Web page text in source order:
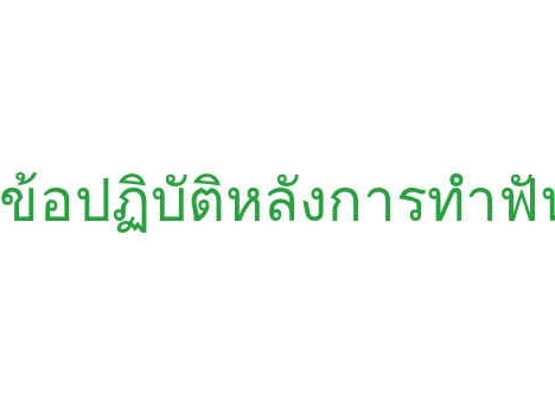
ข้อปฏิบัติหลังการทำ